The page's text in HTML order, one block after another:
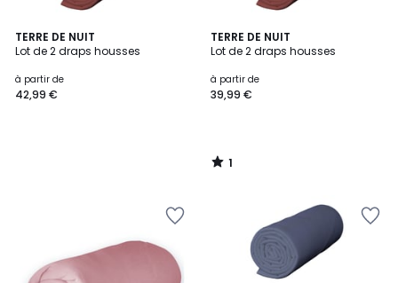
TERRE DE NUIT
Lot de 2 draps housses
à partir de
42,99 €
TERRE DE NUIT
Lot de 2 draps housses
à partir de
39,99 €
1
/
1
/